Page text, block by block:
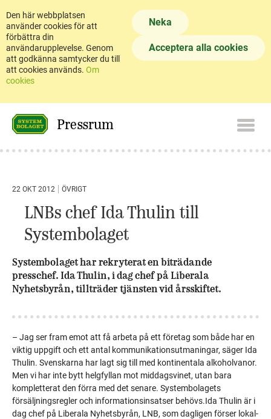
Den här webbplatsen
använder cookies för att
förbättra din
användarupplevelse. Genom
att godkänna samtycker du till
att cookies används. Om
cookies
Neka
Acceptera alla cookies
Pressrum
22 OKT 2012 ÖVRIGT
LNBs chef Ida Thulin till
Systembolaget
Systembolaget har rekryterat en biträdande
presschef. Ida Thulin, i dag chef på Liberala
Nyhetsbyrån, tillträder tjänsten vid årsskiftet.
– Jag ser fram emot att få arbeta på ett företag som både har en
viktig uppgift och ett antal kommunikationsutmaningar, säger Ida
Thulin. Svenskarna har lagt sig till med kontinentala alkoholvanor.
Men vi har inte bytt helgfyllan mot middagsvinet, utan bara
kompletterat den förra med det senare. Systembolagets
försäljningsregler och informationsinsatser behövs.Ida Thulin är i
dag chef på Liberala Nyhetsbyrån, LNB, som dagligen förser lokal-